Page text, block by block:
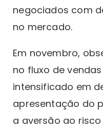
negociados com
no mercado.
Em novembro,
no fluxo de
intensificado em
apresentação do
a aversão ao